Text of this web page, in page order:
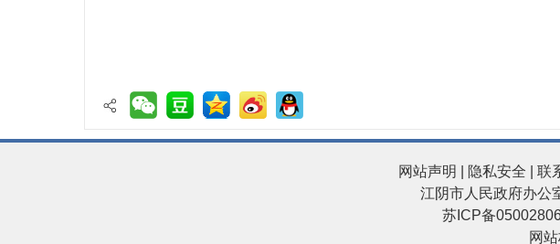
网站声明 隐私安全 联
江阴市人民政府办公
苏ICP备
网